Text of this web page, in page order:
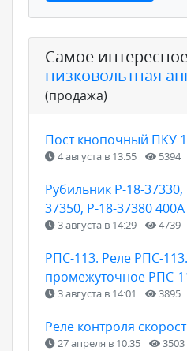
Самое
низковольтная
(продажа)
Пост кнопочный ПКУ
4 августа в 13:55 5394
Рубильник Р-18-
37350, Р-18-37380 400А
3 августа в 14:29 4739
РПС-113. Реле РПС-
промежуточное РПС-
3 августа в 14:01 3895
Реле контроля
27 апреля в 10:35 3503